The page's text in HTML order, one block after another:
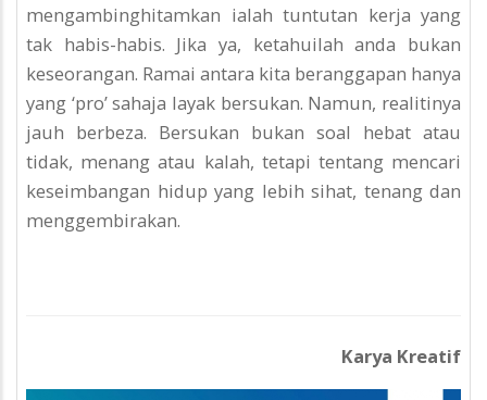
mengambinghitamkan ialah tuntutan kerja yang
tak habis-habis. Jika ya, ketahuilah anda bukan
keseorangan. Ramai antara kita beranggapan hanya
yang ‘pro’ sahaja layak bersukan. Namun, realitinya
jauh berbeza. Bersukan bukan soal hebat atau
tidak, menang atau kalah, tetapi tentang mencari
keseimbangan hidup yang lebih sihat, tenang dan
menggembirakan.
Karya Kreatif